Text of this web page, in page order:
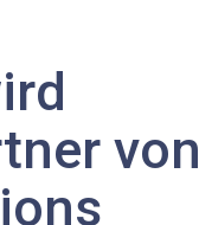
von